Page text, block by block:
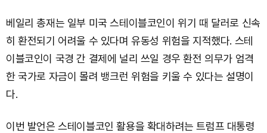
베일리 총재는 일부 미국 스테이블코인이 위기 때 달러로 신속
히 환전되기 어려울 수 있다며 유동성 위험을 지적했다. 스테
이블코인이 국경 간 결제에 널리 쓰일 경우 환전 의무가 엄격
한 국가로 자금이 몰려 뱅크런 위험을 키울 수 있다는 설명이
다.
이번 발언은 스테이블코인 활용을 확대하려는 트럼프 대통령